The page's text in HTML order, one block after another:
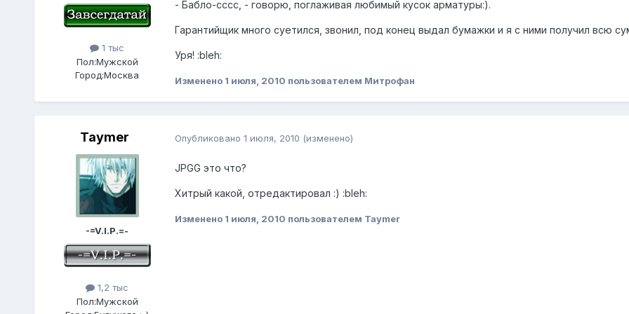
1 тыс
Пол:Мужской
Город:Москва
- Бабло-сссс, - говорю, поглаживая любимый кусок арматуры:).
Гарантийщик много суетился, звонил, под конец выдал бумажки и я с ними получил всю
Уря! :bleh:
Изменено 1 июля, 2010 пользователем Митрофан
Taymer
-=V.I.P.=-
1,2 тыс
Пол:Мужской
Опубликовано 1 июля, 2010 (изменено)
JPGG это что?
Хитрый какой, отредактировал :) :bleh:
Изменено 1 июля, 2010 пользователем Taymer